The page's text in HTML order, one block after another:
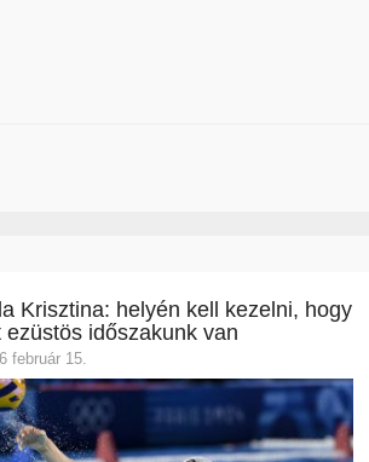
Krisztina: helyén kell kezelni, hogy
ezüstös időszakunk van
február 15.